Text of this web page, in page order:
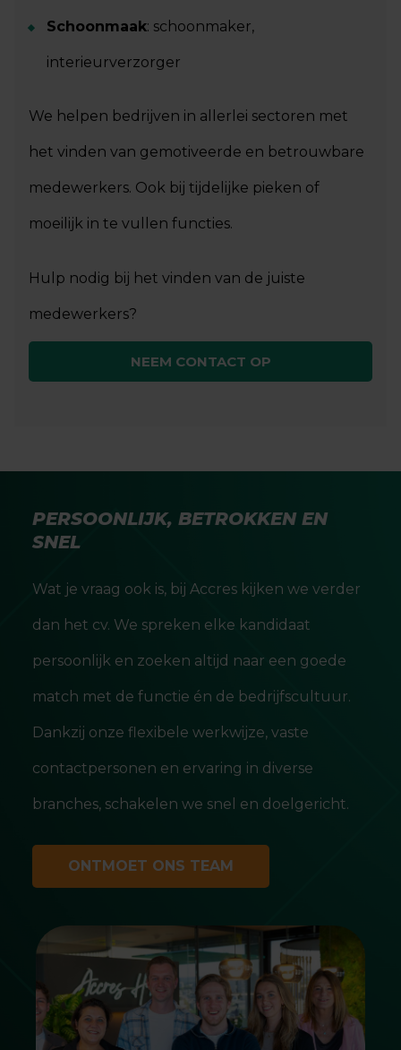
Schoonmaak: schoonmaker,
interieurverzorger
We helpen bedrijven in allerlei sectoren met
het vinden van gemotiveerde en betrouwbare
medewerkers. Ook bij tijdelijke pieken of
moeilijk in te vullen functies.
Hulp nodig bij het vinden van de juiste
medewerkers?
NEEM CONTACT OP
PERSOONLIJK, BETROKKEN EN
SNEL
Wat je vraag ook is, bij Accres kijken we verder
dan het cv. We spreken elke kandidaat
persoonlijk en zoeken altijd naar een goede
match met de functie én de bedrijfscultuur.
Dankzij onze flexibele werkwijze, vaste
contactpersonen en ervaring in diverse
branches, schakelen we snel en doelgericht.
ONTMOET ONS TEAM